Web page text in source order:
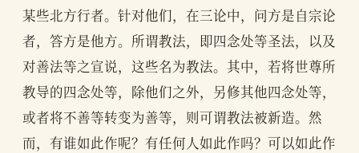
某些北方行者。针对他们，在三论中，问方是自宗论
者，答方是他方。所谓教法，即四念处等圣法，以及
对善法等之宣说，这些名为教法。其中，若将世尊所
教导的四念处等，除他们之外，另修其他四念处等，
或者将不善等转变为善等，则可谓教法被新造。然
而，有谁如此作呢？有任何人如此作吗？可以如此作